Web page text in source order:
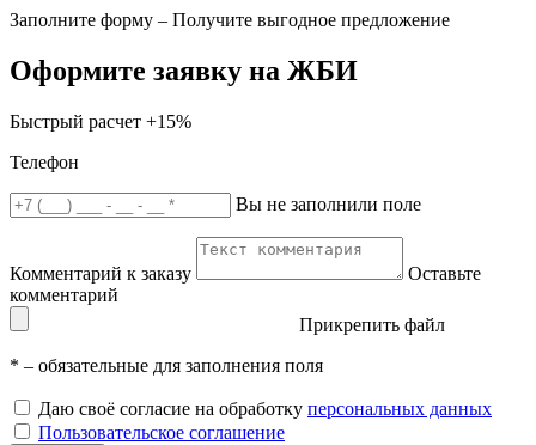
Заполните форму – Получите выгодное предложение
Оформите заявку на ЖБИ
Быстрый расчет +15%
Телефон
Вы не заполнили поле
Комментарий к заказу
Оставьте
комментарий
Прикрепить файл
* – обязательные для заполнения поля
Даю своё согласие на обработку персональных данных
Пользовательское соглашение